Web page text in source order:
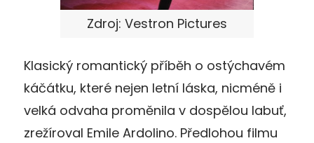
Zdroj: Vestron Pictures
Klasický romantický příběh o ostýchavém
káčátku, které nejen letní láska, nicméně i
velká odvaha proměnila v dospělou labuť,
zrežíroval Emile Ardolino. Předlohou filmu